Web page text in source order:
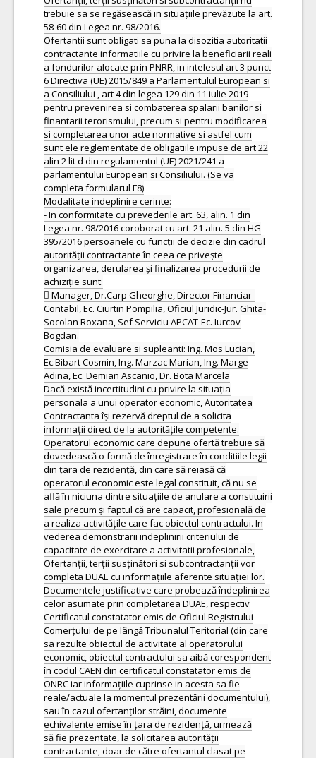
trebuie sa se regăsească in situațiile prevăzute la art.
58-60 din Legea nr. 98/2016.
Ofertantii sunt obligati sa puna la disozitia autoritatii
contractante informatiile cu privire la beneficiarii reali
a fondurilor alocate prin PNRR, in intelesul art 3 punct
6 Directiva (UE) 2015/849 a Parlamentulul European si
a Consiliului , art 4 din legea 129 din 11 iulie 2019
pentru prevenirea si combaterea spalarii banilor si
finantarii terorismului, precum si pentru modificarea
si completarea unor acte normative si astfel cum
sunt ele reglementate de obligatiile impuse de art 22
alin 2 lit d din regulamentul (UE) 2021/241 a
parlamentului European si Consiliului. (Se va
completa formularul F8)
Modalitate indeplinire cerinte:
- In conformitate cu prevederile art. 63, alin. 1 din
Legea nr. 98/2016 coroborat cu art. 21 alin. 5 din HG
395/2016 persoanele cu funcții de decizie din cadrul
autorității contractante în ceea ce privește
organizarea, derularea și finalizarea procedurii de
achiziție sunt:
 Manager, Dr.Carp Gheorghe, Director Financiar-
Contabil, Ec. Ciurtin Pompilia, Oficiul Juridic-Jur. Ghita-
Socolan Roxana, Sef Serviciu APCAT-Ec. Iurcov
Bogdan.
Comisia de evaluare si supleanti: Ing. Mos Lucian,
Ec.Bibart Cosmin, Ing. Marzac Marian, Ing. Marge
Adina, Ec. Demian Ascanio, Dr. Bota Marcela
Dacă există incertitudini cu privire la situația
personala a unui operator economic, Autoritatea
Contractanta își rezervă dreptul de a solicita
informații direct de la autoritățile competente.
Operatorul economic care depune ofertă trebuie să
dovedească o formă de înregistrare în conditiile legii
din țara de rezidență, din care să reiasă că
operatorul economic este legal constituit, că nu se
află în niciuna dintre situațiile de anulare a constituirii
sale precum și faptul că are capacit, profesională de
a realiza activitățile care fac obiectul contractului. In
vederea demonstrarii indeplinirii criteriului de
capacitate de exercitare a activitatii profesionale,
Ofertanții, terții susținători si subcontractanții vor
completa DUAE cu informațiile aferente situației lor.
Documentele justificative care probează îndeplinirea
celor asumate prin completarea DUAE, respectiv
Certificatul constatator emis de Oficiul Registrului
Comerțului de pe lângă Tribunalul Teritorial (din care
sa rezulte obiectul de activitate al operatorului
economic, obiectul contractului sa aibă corespondent
în codul CAEN din certificatul constatator emis de
ONRC iar informațiile cuprinse in acesta sa fie
reale/actuale la momentul prezentării documentului),
sau în cazul ofertanților străini, documente
echivalente emise în țara de rezidență, urmează
să fie prezentate, la solicitarea autorității
contractante, doar de către ofertantul clasat pe